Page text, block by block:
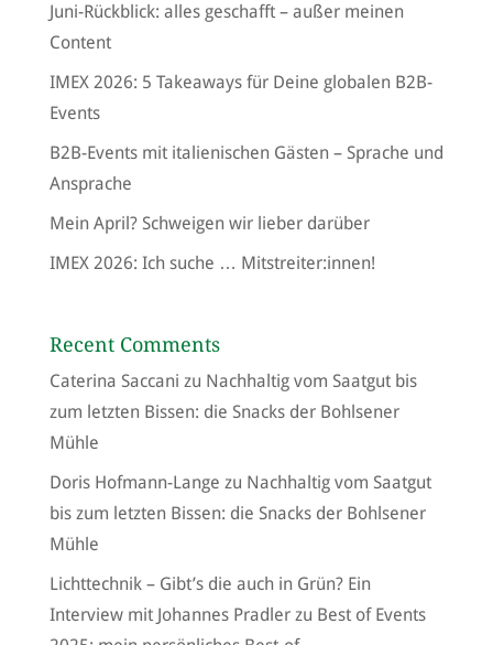
Juni-Rückblick: alles geschafft – außer meinen
Content
IMEX 2026: 5 Takeaways für Deine globalen B2B-
Events
B2B-Events mit italienischen Gästen – Sprache und
Ansprache
Mein April? Schweigen wir lieber darüber
IMEX 2026: Ich suche … Mitstreiter:innen!
Recent Comments
Caterina Saccani zu Nachhaltig vom Saatgut bis
zum letzten Bissen: die Snacks der Bohlsener
Mühle
Doris Hofmann-Lange zu Nachhaltig vom Saatgut
bis zum letzten Bissen: die Snacks der Bohlsener
Mühle
Lichttechnik – Gibt’s die auch in Grün? Ein
Interview mit Johannes Pradlerzu Best of Events